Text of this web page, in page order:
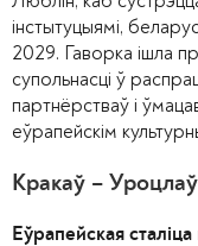
інстытуцыямі,
2029. Гаворка ішла
супольнасці ў
партнёрстваў і
еўрапейскім
Кракаў –
Еўрапейская